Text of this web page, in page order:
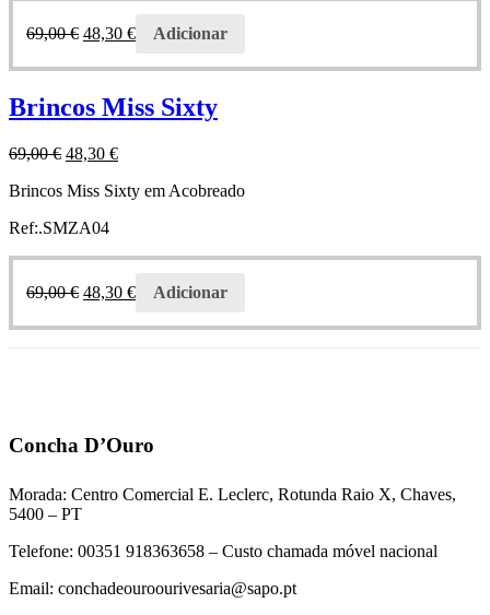
69,00€ 48,30 € Adicionar
Brincos Miss Sixty
69,00€ 48,30 €
Brincos Miss Sixty em Acobreado
Ref:.SMZA04
69,00€ 48,30 € Adicionar
Concha D’Ouro
Morada: Centro Comercial E. Leclerc, Rotunda Raio X, Chaves,
5400 – PT
Telefone: 00351 918363658 – Custo chamada móvel nacional
Email: conchadeouroourivesaria@sapo.pt